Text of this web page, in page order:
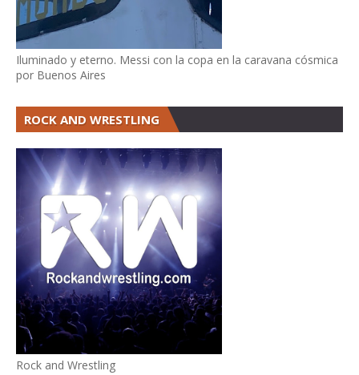
Iluminado y eterno. Messi con la copa en la caravana cósmica
por Buenos Aires
ROCK AND WRESTLING
Rock and Wrestling